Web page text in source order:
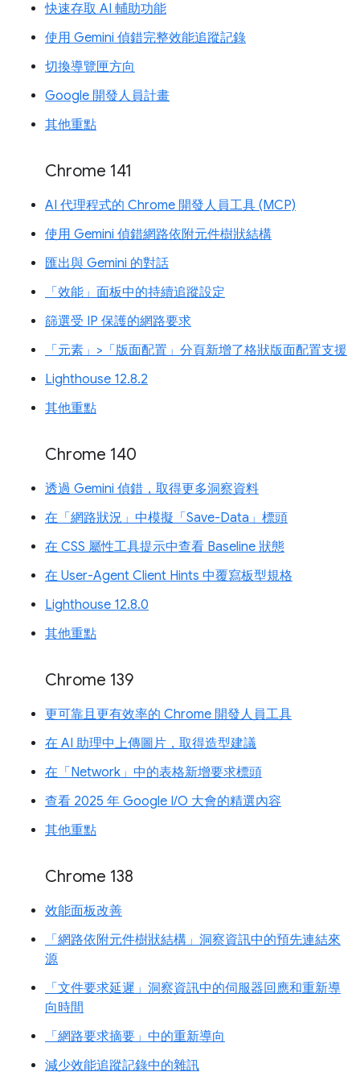
快速存取 AI 輔助功能
使用 Gemini 偵錯完整效能追蹤記錄
切換導覽匣方向
Google 開發人員計畫
其他重點
Chrome 141
AI 代理程式的 Chrome 開發人員工具 (MCP)
使用 Gemini 偵錯網路依附元件樹狀結構
匯出與 Gemini 的對話
「效能」面板中的持續追蹤設定
篩選受 IP 保護的網路要求
「元素」>「版面配置」分頁新增了格狀版面配置支援
Lighthouse 12.8.2
其他重點
Chrome 140
透過 Gemini 偵錯，取得更多洞察資料
在「網路狀況」中模擬「Save-Data」標頭
在 CSS 屬性工具提示中查看 Baseline 狀態
在 User-Agent Client Hints 中覆寫板型規格
Lighthouse 12.8.0
其他重點
Chrome 139
更可靠且更有效率的 Chrome 開發人員工具
在 AI 助理中上傳圖片，取得造型建議
在「Network」中的表格新增要求標頭
查看 2025 年 Google I/O 大會的精選內容
其他重點
Chrome 138
效能面板改善
「網路依附元件樹狀結構」洞察資訊中的預先連結來
源
「文件要求延遲」洞察資訊中的伺服器回應和重新導
向時間
「網路要求摘要」中的重新導向
減少效能追蹤記錄中的雜訊